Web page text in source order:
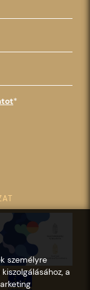
*
személyre
a